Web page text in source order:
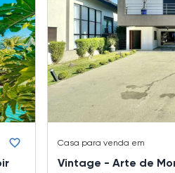
Casa para venda em
Vintage - Arte de